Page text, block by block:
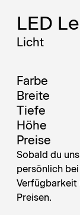
LED
Licht
Farbe
Breite
Tiefe
Höhe
Preise
Sobald du
persönlich
Verfügbarkeit
Preisen.